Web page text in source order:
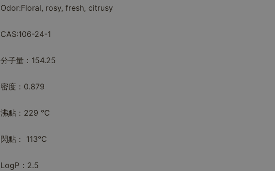
Odor:Floral, rosy, fresh, citrusy
CAS:106-24-1
分子量：154.25
密度：0.879
沸點：229 °C
閃點： 113°C
LogP：2.5